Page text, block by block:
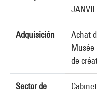
Adquisición
Achat
Musée
de
Sector de